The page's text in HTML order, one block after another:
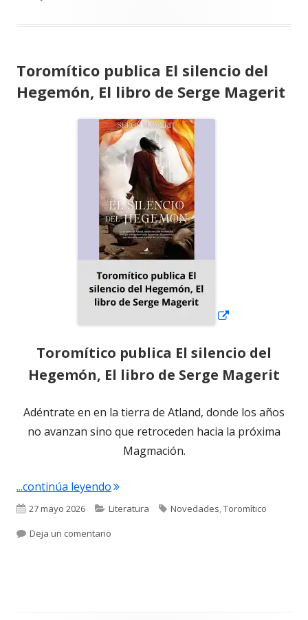
Toromítico publica El silencio del
Hegemón, El libro de Serge Magerit
Toromítico publica El silencio del
Hegemón, El libro de Serge Magerit
Adéntrate en en la tierra de Atland, donde los años
no avanzan sino que retroceden hacia la próxima
Magmación.
...continúa leyendo"Toromítico publica El silencio del
Publicado
el
27 mayo 2026 Categorías
Literatura Etiquetas
Novedades,Toromítico
Deja un comentario